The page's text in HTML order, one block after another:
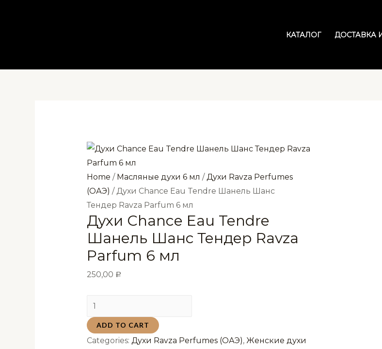
КАТАЛОГ ДОСТАВКА
Home / Масляные духи 6 мл / Духи Ravza Perfumes
(ОАЭ) / Духи Chance Eau Tendre Шанель Шанс
Тендер Ravza Parfum 6 мл
Духи Chance Eau Tendre
Шанель Шанс Тендер Ravza
Parfum 6 мл
250,00 Р
Духи
Chance
Eau
Tendre
ADD TO CART
Categories: Духи Ravza Perfumes (ОАЭ), Женские духи